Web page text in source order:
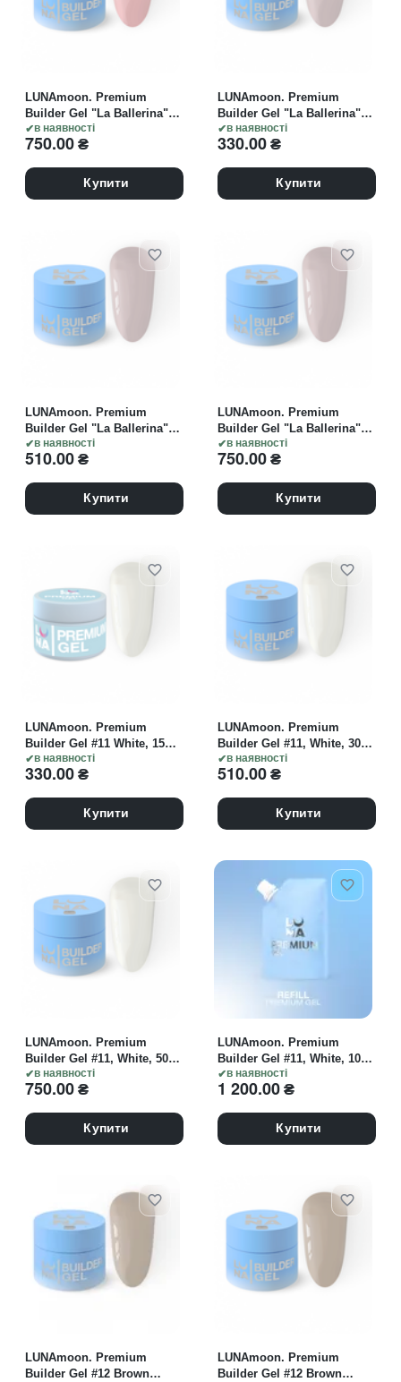
в наявності
LUNAmoon. Premium
Builder Gel "La Ballerina"
#09, 50 ml, моделюючий
гель
750.00₴
Купити
в наявності
LUNAmoon. Premium
Builder Gel "La Ballerina"
#10, 15 ml, моделюючий
гель
330.00₴
Купити
в наявності
LUNAmoon. Premium
Builder Gel "La Ballerina"
#10, 30 ml, моделюючий
гель
510.00₴
Купити
в наявності
LUNAmoon. Premium
Builder Gel "La Ballerina"
#10, 50 ml, моделюючий
гель
750.00₴
Купити
в наявності
LUNAmoon. Premium
Builder Gel #11 White, 15
ml, гель моделюючий,
білий
330.00₴
Купити
в наявності
LUNAmoon. Premium
Builder Gel #11, White, 30
ml, моделюючий гель,
білий щільний
510.00₴
Купити
в наявності
LUNAmoon. Premium
Builder Gel #11, White, 50
ml, моделюючий гель,
білий щільний
750.00₴
Купити
в наявності
LUNAmoon. Premium
Builder Gel #11, White, 100
ml, моделюючий гель,
білий щільний
1 200.00₴
Купити
LUNAmoon. Premium
Builder Gel #12 Brown
LUNAmoon. Premium
Builder Gel #12 Brown